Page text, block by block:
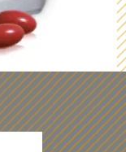
oči